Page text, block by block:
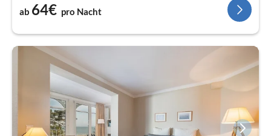
ab 64€ pro Nacht